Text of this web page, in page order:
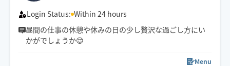
Login Status: Within 24 hours
昼間の仕事の休憩や休みの日の少し贅沢な過ごし方にい
かがでしょうか😌
Menu